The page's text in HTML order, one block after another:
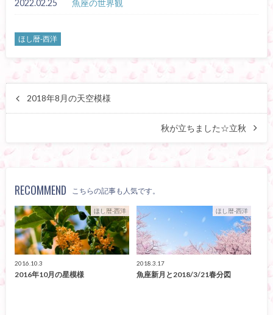
2022.02.25 魚座の世界観
ほし暦-西洋
2018年8月の天空模様
秋が立ちました☆立秋
RECOMMEND こちらの記事も人気です。
ほし暦-西洋
2016.10.3
2016年10月の星模様
ほし暦-西洋
2018.3.17
魚座新月と2018/3/21春分図